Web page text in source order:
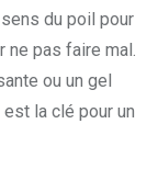
du poil pour
ne pas faire mal.
ou un gel
la clé pour un